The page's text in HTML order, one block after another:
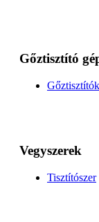
Gőztisztító
Gőztisztítók
Vegyszerek
Tisztítószer